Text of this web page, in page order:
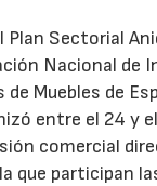
Plan Sectorial
Nacional de
Muebles de
entre el 24 y
comercial
que participan